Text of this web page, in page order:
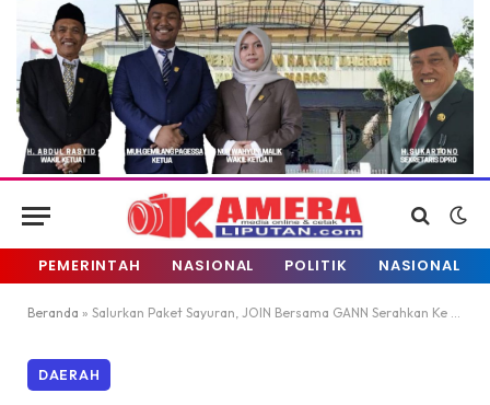
PEMERINTAH NASIONAL POLITIK NASIONAL
Beranda » Salurkan Paket Sayuran, JOIN Bersama GANN Serahkan Ke Dapur Umum untuk Korban Banjir
DAERAH